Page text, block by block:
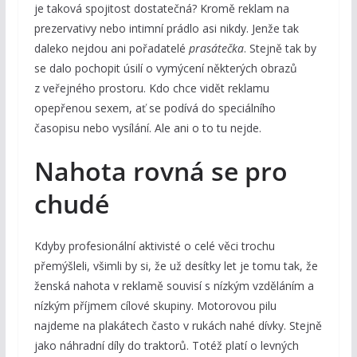
je taková spojitost dostatečná? Kromě reklam na
prezervativy nebo intimní prádlo asi nikdy. Jenže tak
daleko nejdou ani pořadatelé prasátečka. Stejně tak by
se dalo pochopit úsilí o vymýcení některých obrazů
z veřejného prostoru. Kdo chce vidět reklamu
opepřenou sexem, ať se podívá do speciálního
časopisu nebo vysílání. Ale ani o to tu nejde.
Nahota rovná se pro
chudé
Kdyby profesionální aktivisté o celé věci trochu
přemýšleli, všimli by si, že už desítky let je tomu tak, že
ženská nahota v reklamě souvisí s nízkým vzděláním a
nízkým příjmem cílové skupiny. Motorovou pilu
najdeme na plakátech často v rukách nahé dívky. Stejně
jako náhradní díly do traktorů. Totéž platí o levných